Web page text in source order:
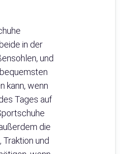
in der
und
kann, wenn
Tages auf
die
und